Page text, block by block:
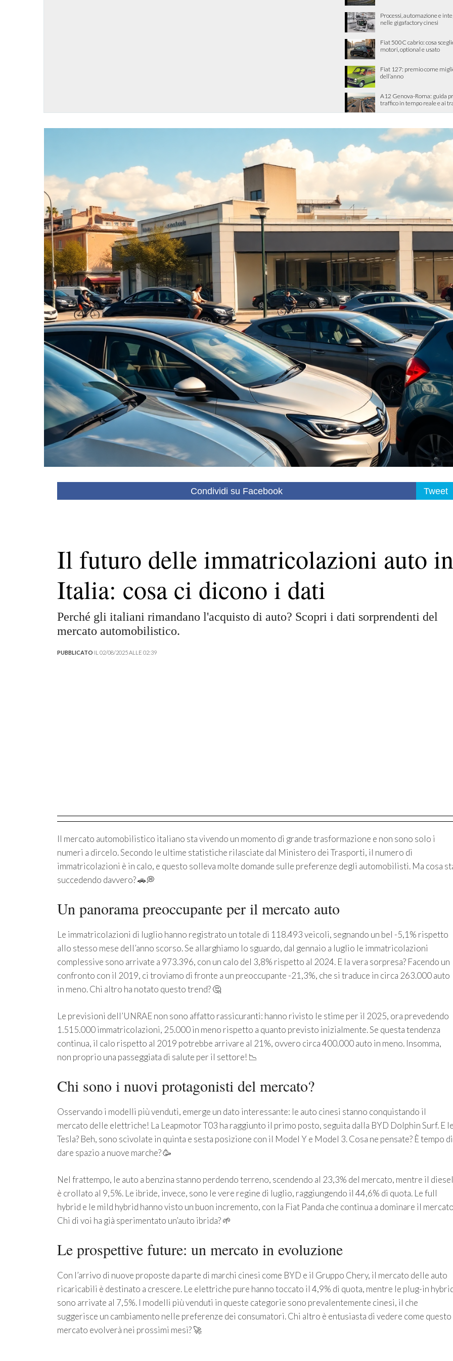
Processi, automazione e
nelle gigafactory cinesi
Fiat 500C cabrio: cosa
motori, optional e usato
Fiat 127: premio come
dell’anno
A12 Genova-Roma: guida
traffico in tempo reale e ai
Condividi su Facebook Tweet
Il futuro delle immatricolazioni auto in
Italia: cosa ci dicono i dati
Perché gli italiani rimandano l'acquisto di auto? Scopri i dati sorprendenti del
mercato automobilistico.
PUBBLICATO IL 02/08/2025 ALLE 02:39
Il mercato automobilistico italiano sta vivendo un momento di grande trasformazione e non sono solo i
numeri a dircelo. Secondo le ultime statistiche rilasciate dal Ministero dei Trasporti, il numero di
immatricolazioni è in calo, e questo solleva molte domande sulle preferenze degli automobilisti. Ma cosa
succedendo davvero? 🚗💭
Un panorama preoccupante per il mercato auto
Le immatricolazioni di luglio hanno registrato un totale di 118.493 veicoli, segnando un bel -5,1% rispetto
allo stesso mese dell’anno scorso. Se allarghiamo lo sguardo, dal gennaio a luglio le immatricolazioni
complessive sono arrivate a 973.396, con un calo del 3,8% rispetto al 2024. E la vera sorpresa? Facendo un
confronto con il 2019, ci troviamo di fronte a un preoccupante -21,3%, che si traduce in circa 263.000 auto
in meno. Chi altro ha notato questo trend? 🤔
Le previsioni dell’UNRAE non sono affatto rassicuranti: hanno rivisto le stime per il 2025, ora prevedendo
1.515.000 immatricolazioni, 25.000 in meno rispetto a quanto previsto inizialmente. Se questa tendenza
continua, il calo rispetto al 2019 potrebbe arrivare al 21%, ovvero circa 400.000 auto in meno. Insomma,
non proprio una passeggiata di salute per il settore! 📉
Chi sono i nuovi protagonisti del mercato?
Osservando i modelli più venduti, emerge un dato interessante: le auto cinesi stanno conquistando il
mercato delle elettriche! La Leapmotor T03 ha raggiunto il primo posto, seguita dalla BYD Dolphin Surf. E
Tesla? Beh, sono scivolate in quinta e sesta posizione con il Model Y e Model 3. Cosa ne pensate? È tempo di
dare spazio a nuove marche? 🥳
Nel frattempo, le auto a benzina stanno perdendo terreno, scendendo al 23,3% del mercato, mentre il diesel
è crollato al 9,5%. Le ibride, invece, sono le vere regine di luglio, raggiungendo il 44,6% di quota. Le full
hybrid e le mild hybrid hanno visto un buon incremento, con la Fiat Panda che continua a dominare il
Chi di voi ha già sperimentato un’auto ibrida? 🌱
Le prospettive future: un mercato in evoluzione
Con l’arrivo di nuove proposte da parte di marchi cinesi come BYD e il Gruppo Chery, il mercato delle auto
ricaricabili è destinato a crescere. Le elettriche pure hanno toccato il 4,9% di quota, mentre le plug-in
sono arrivate al 7,5%. I modelli più venduti in queste categorie sono prevalentemente cinesi, il che
suggerisce un cambiamento nelle preferenze dei consumatori. Chi altro è entusiasta di vedere come questo
mercato evolverà nei prossimi mesi? 🚀